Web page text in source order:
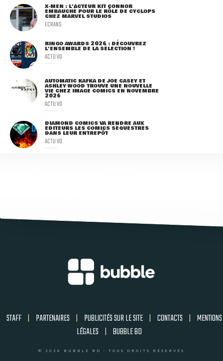
X-MEN : L'ACTEUR KIT CONNOR
EMBAUCHÉ POUR LE RÔLE DE CYCLOPS
CHEZ MARVEL STUDIOS
ECRANS
RINGO AWARDS 2026 : DÉCOUVREZ
L'ENSEMBLE DE LA SÉLECTION !
ACTU VO
AUTOMATIC KAFKA DE JOE CASEY ET
ASHLEY WOOD TROUVE UNE NOUVELLE
VIE CHEZ IMAGE COMICS EN NOVEMBRE
2026
ACTU VO
DIAMOND COMICS VA RENDRE AUX
ÉDITEURS LES COMICS SÉQUESTRÉS
DANS LEUR ENTREPÔT
ACTU VO
STAFF | PARTENAIRES | PUBLICITÉS SUR LE SITE | CONTACTS | MENTIONS
LÉGALES | BUBBLE BD
© 2026 BUBBLE BD - TOUS DROITS RÉSERVÉS